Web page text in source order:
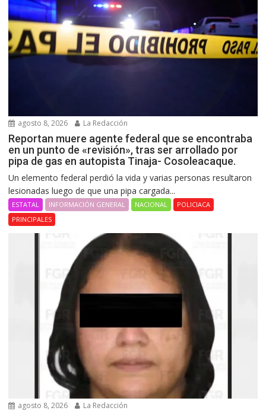
agosto 8, 2026 La Redacción
Reportan muere agente federal que se encontraba
en un punto de «revisión», tras ser arrollado por
pipa de gas en autopista Tinaja- Cosoleacaque.
Un elemento federal perdió la vida y varias personas resultaron
lesionadas luego de que una pipa cargada...
ESTATAL INFORMACIÓN GENERAL NACIONAL
POLICIACA
PRINCIPALES
agosto 8, 2026 La Redacción